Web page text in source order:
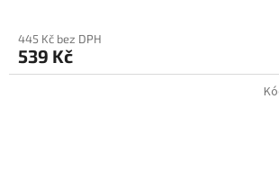
445 Kč bez DPH
539 Kč